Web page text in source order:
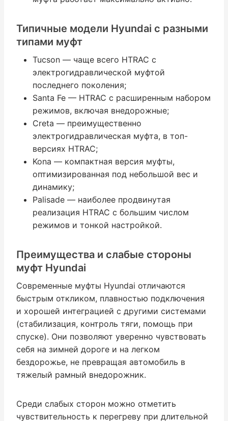
Типичные модели Hyundai с разными
типами муфт
Tucson — чаще всего HTRAC с
электрогидравлической муфтой
последнего поколения;
Santa Fe — HTRAC с расширенным набором
режимов, включая внедорожные;
Creta — преимущественно
электрогидравлическая муфта, в топ-
версиях HTRAC;
Kona — компактная версия муфты,
оптимизированная под небольшой вес и
динамику;
Palisade — наиболее продвинутая
реализация HTRAC с большим числом
режимов и тонкой настройкой.
Преимущества и слабые стороны
муфт Hyundai
Современные муфты Hyundai отличаются
быстрым откликом, плавностью подключения
и хорошей интеграцией с другими системами
(стабилизация, контроль тяги, помощь при
спуске). Они позволяют уверенно чувствовать
себя на зимней дороге и на легком
бездорожье, не превращая автомобиль в
тяжелый рамный внедорожник.
Среди слабых сторон можно отметить
чувствительность к перегреву при длительной